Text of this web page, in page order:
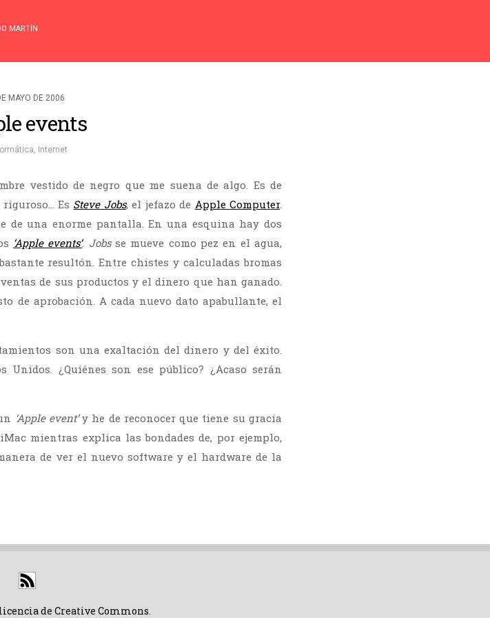
MARTÍN
MAYO DE 2006
events
, Internet
vestido de negro que me suena de algo. Es de
Es Steve Jobs, el jefazo de Apple Computer.
de una enorme pantalla. En una esquina hay dos
‘Apple events’. Jobsse mueve como pez en el agua,
resultón. Entre chistes y calculadas bromas
de sus productos y el dinero que han ganado.
de aprobación. A cada nuevo dato apabullante, el
son una exaltación del dinero y del éxito.
¿Quiénes son ese público? ¿Acaso serán
‘Apple event’y he de reconocer que tiene su gracia
mientras explica las bondades de, por ejemplo,
de ver el nuevo software y el hardware de la
licencia de Creative Commons.